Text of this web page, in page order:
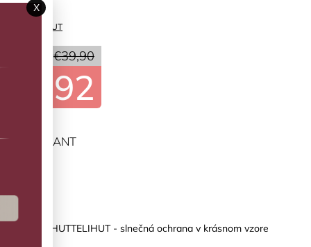
HUTTELIHUT
€39,90
variant
overal HUTTELIHUT - slnečná ochrana v krásnom vzore
VARIANT
X